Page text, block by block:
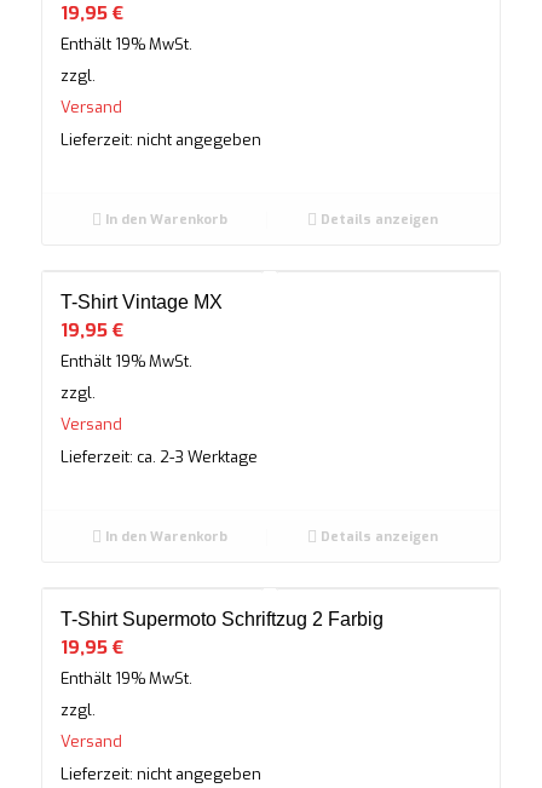
19,95 €
Enthält 19% MwSt.
zzgl.
Versand
Lieferzeit: nicht angegeben
In den Warenkorb Details anzeigen
T-Shirt Vintage MX
19,95 €
Enthält 19% MwSt.
zzgl.
Versand
Lieferzeit: ca. 2-3 Werktage
In den Warenkorb Details anzeigen
T-Shirt Supermoto Schriftzug 2 Farbig
19,95 €
Enthält 19% MwSt.
zzgl.
Versand
Lieferzeit: nicht angegeben